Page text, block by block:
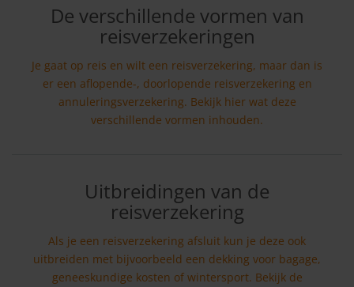
De verschillende vormen van
reisverzekeringen
Je gaat op reis en wilt een reisverzekering, maar dan is
er een aflopende-, doorlopende reisverzekering en
annuleringsverzekering. Bekijk hier wat deze
verschillende vormen inhouden.
Uitbreidingen van de
reisverzekering
Als je een reisverzekering afsluit kun je deze ook
uitbreiden met bijvoorbeeld een dekking voor bagage,
geneeskundige kosten of wintersport. Bekijk de